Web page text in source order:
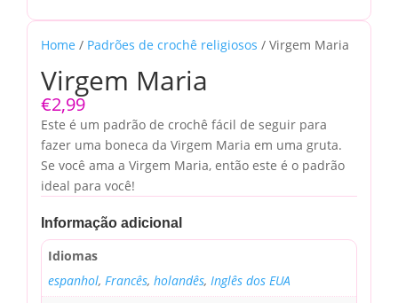
Home / Padrões de crochê religiosos / Virgem Maria
Virgem Maria
€2,99
Este é um padrão de crochê fácil de seguir para
fazer uma boneca da Virgem Maria em uma gruta.
Se você ama a Virgem Maria, então este é o padrão
ideal para você!
Informação adicional
Idiomas
espanhol, Francês, holandês, Inglês dos EUA